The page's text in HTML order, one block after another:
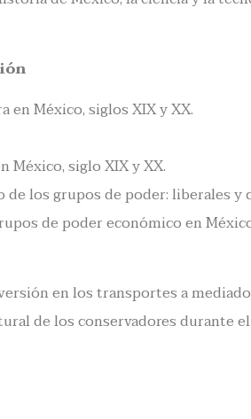
en México, siglos XIX y XX.
México, siglo XIX y XX.
los grupos de poder: liberales y
de poder económico en
en los transportes a
de los conservadores durante